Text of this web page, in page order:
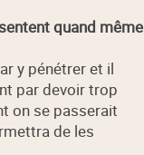
quand même
y pénétrer et il
par devoir trop
on se passerait
de les